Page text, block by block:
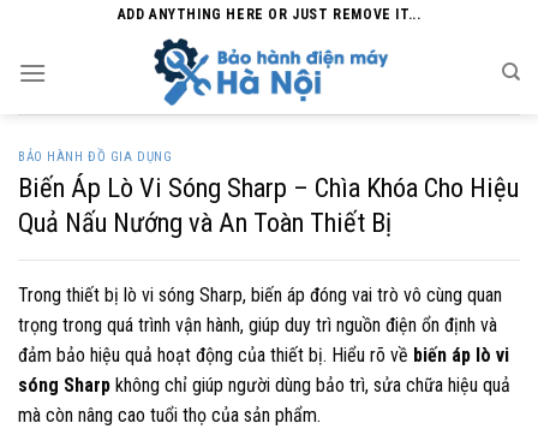
content
ADD ANYTHING HERE OR JUST REMOVE IT...
BẢO HÀNH ĐỒ GIA DỤNG
Biến Áp Lò Vi Sóng Sharp – Chìa Khóa Cho Hiệu
Quả Nấu Nướng và An Toàn Thiết Bị
Trong thiết bị lò vi sóng Sharp, biến áp đóng vai trò vô cùng quan
trọng trong quá trình vận hành, giúp duy trì nguồn điện ổn định và
đảm bảo hiệu quả hoạt động của thiết bị. Hiểu rõ về biến áp lò vi
sóng Sharp không chỉ giúp người dùng bảo trì, sửa chữa hiệu quả
mà còn nâng cao tuổi thọ của sản phẩm.